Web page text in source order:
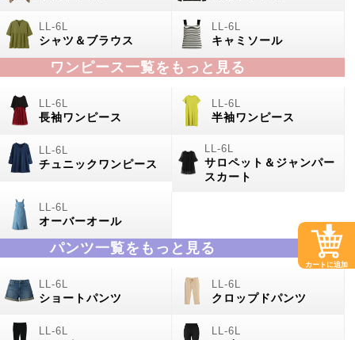
シャツ＆ブラウス キャミソール
ワンピース一覧をもっと見る
長袖ワンピース 半袖ワンピース
チュニックワンピース
サロペット＆ジャンパー
スカート
オーバーオール
パンツ一覧をもっと見る
ショートパンツ クロップドパンツ
カートに追加